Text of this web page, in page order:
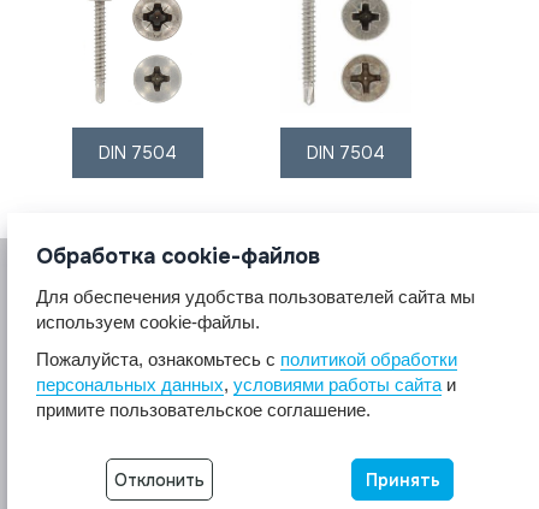
DIN 7504 DIN 7504
© 2017 A2A4
Крепеж из нержавеющей стали А2 А4.
Разработка сайта -
Неткам
Обработка cookie-файлов
Для обеспечения удобства пользователей сайта мы
используем cookie-файлы.
Пожалуйста, ознакомьтесь с политикой обработки
персональных данных, условиями работы сайта и
примите пользовательское соглашение.
Отклонить Принять